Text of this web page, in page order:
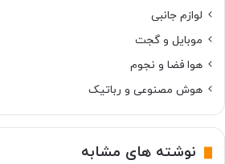
لوازم جانبی
موبایل و گجت
هوا فضا و نجوم
هوش مصنوعی و رباتیک
نوشته های مشابه